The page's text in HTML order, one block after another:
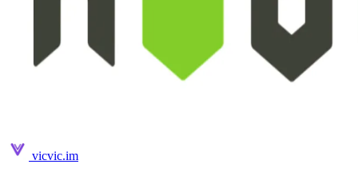
vicvic.im